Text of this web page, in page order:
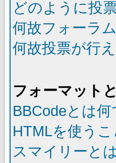
どのように投
何故フォーラ
何故投票が行
フォーマット
BBCodeとは
HTMLを使う
スマイリーと